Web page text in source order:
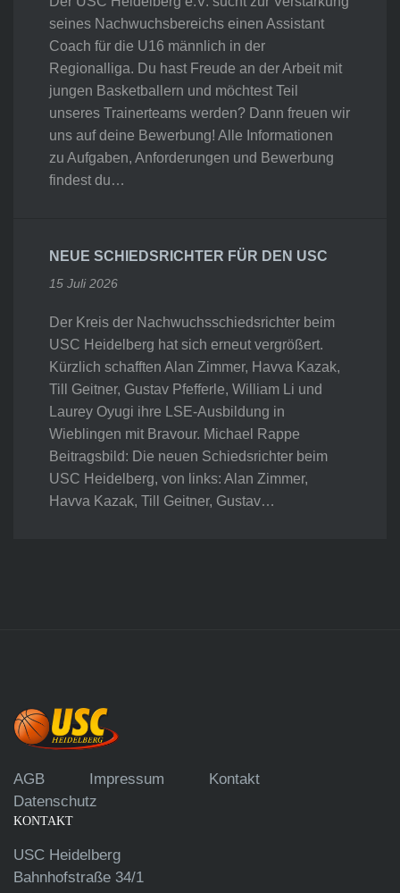
seines Nachwuchsbereichs einen Assistant
Coach für die U16 männlich in der
Regionalliga. Du hast Freude an der Arbeit mit
jungen Basketballern und möchtest Teil
unseres Trainerteams werden? Dann freuen wir
uns auf deine Bewerbung! Alle Informationen
zu Aufgaben, Anforderungen und Bewerbung
findest du…
NEUE SCHIEDSRICHTER FÜR DEN USC
15 Juli 2026
Der Kreis der Nachwuchsschiedsrichter beim
USC Heidelberg hat sich erneut vergrößert.
Kürzlich schafften Alan Zimmer, Havva Kazak,
Till Geitner, Gustav Pfefferle, William Li und
Laurey Oyugi ihre LSE-Ausbildung in
Wieblingen mit Bravour. Michael Rappe
Beitragsbild: Die neuen Schiedsrichter beim
USC Heidelberg, von links: Alan Zimmer,
Havva Kazak, Till Geitner, Gustav…
AGB Impressum
Kontakt
Datenschutz
KONTAKT
USC Heidelberg
Bahnhofstraße 34/1